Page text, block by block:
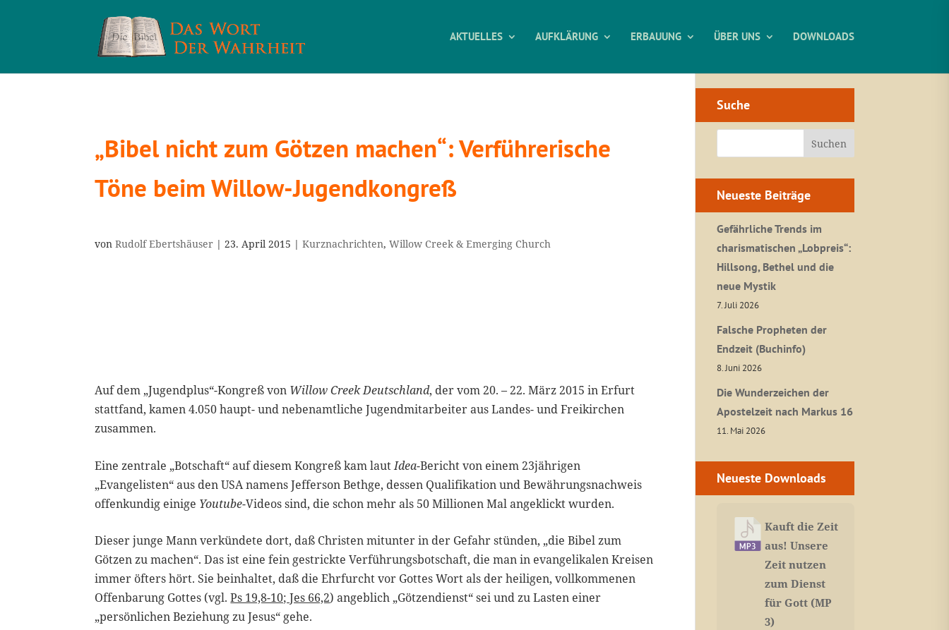
AKTUELLES AUFKLÄRUNG ERBAUUNG ÜBER UNS DOWNLOADS
„Bibel nicht zum Götzen machen“: Verführerische
Töne beim Willow-Jugendkongreß
vonRudolf Ebertshäuser |23. April 2015 |Kurznachrichten,Willow Creek & Emerging Church
Auf dem „Jugendplus“-Kongreß von Willow Creek Deutschland, der vom 20. – 22. März 2015 in Erfurt
stattfand, kamen 4.050 haupt- und nebenamtliche Jugendmitarbeiter aus Landes- und Freikirchen
zusammen.
Eine zentrale „Botschaft“ auf diesem Kongreß kam lautIdea-Bericht von einem 23jährigen
„Evangelisten“ aus den USA namens Jefferson Bethge, dessen Qualifikation und Bewährungsnachweis
offenkundig einige Youtube-Videos sind, die schon mehr als 50 Millionen Mal angeklickt wurden.
Dieser junge Mann verkündete dort, daß Christen mitunter in der Gefahr stünden, „die Bibel zum
Götzen zu machen“. Das ist eine fein gestrickte Verführungsbotschaft, die man in evangelikalen Kreisen
immer öfters hört. Sie beinhaltet, daß die Ehrfurcht vor Gottes Wort als der heiligen, vollkommenen
Offenbarung Gottes (vgl.Ps 19,8-10; Jes 66,2) angeblich „Götzendienst“ sei und zu Lasten einer
„persönlichen Beziehung zu Jesus“ gehe.
Suche
Neueste Beiträge
Gefährliche Trends im
charismatischen „Lobpreis“:
Hillsong, Bethel und die
neue Mystik
7. Juli 2026
Falsche Propheten der
Endzeit (Buchinfo)
8. Juni 2026
Die Wunderzeichen der
Apostelzeit nach Markus 16
11. Mai 2026
Neueste Downloads
Kauft die Zeit
aus! Unsere
Zeit nutzen
zum Dienst
für Gott (MP
3)